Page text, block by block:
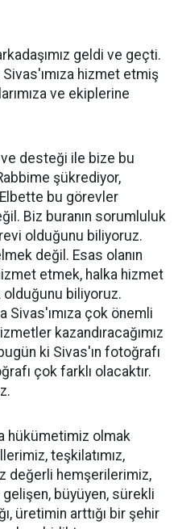
geldi ve geçti.
hizmet etmiş
ve ekiplerine
desteği ile bize bu
şükrediyor,
bu görevler
Biz buranın sorumluluk
olduğunu biliyoruz.
değil. Esas olanın
etmek, halka hizmet
biliyoruz.
Sivas'ımıza çok önemli
kazandıracağımız
ki Sivas'ın fotoğrafı
çok farklı olacaktır.
hükümetimiz olmak
teşkilatımız,
değerli hemşerilerimiz,
büyüyen, sürekli
üretimin arttığı bir şehir